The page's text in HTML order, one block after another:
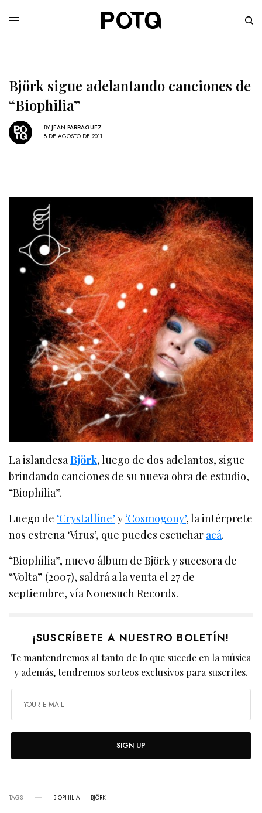
Björk sigue adelantando canciones de
“Biophilia”
BY JEAN PARRAGUEZ
8 DE AGOSTO DE 2011
La islandesaBjörk, luego de dos adelantos, sigue
brindando canciones de su nueva obra de estudio,
“Biophilia”.
Luego de ‘Crystalline’ y ‘Cosmogony’, la intérprete
nos estrena ‘Virus’, que puedes escuchar acá.
“Biophilia”, nuevo álbum de Björk y sucesora de
“Volta” (2007), saldrá a la venta el 27 de
septiembre, vía Nonesuch Records.
¡SUSCRÍBETE A NUESTRO BOLETÍN!
Te mantendremos al tanto de lo que sucede en la música
y además, tendremos sorteos exclusivos para suscrites.
SIGN UP
TAGS BIOPHILIA BJÖRK